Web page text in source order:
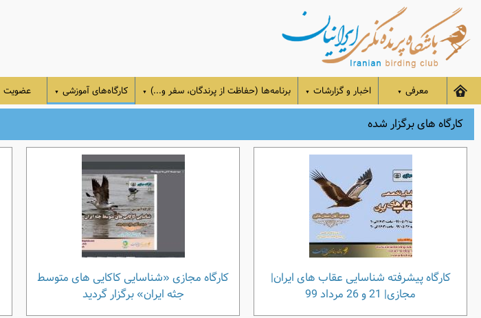
معرفی ▼ اخبار و گزارشات ▼ برنامه‌ها (حفاظت از پرندگان، سفر و...) ▼ کارگاه‌های آموزشی ▼ عضویت
کارگاه های برگزار شده
کارگاه پیشرفته شناسایی عقاب های ایران|
مجازی| 21 و 26 مرداد 99
کارگاه مجازی «شناسایی کاکایی های متوسط
جثه ایران» برگزار گردید